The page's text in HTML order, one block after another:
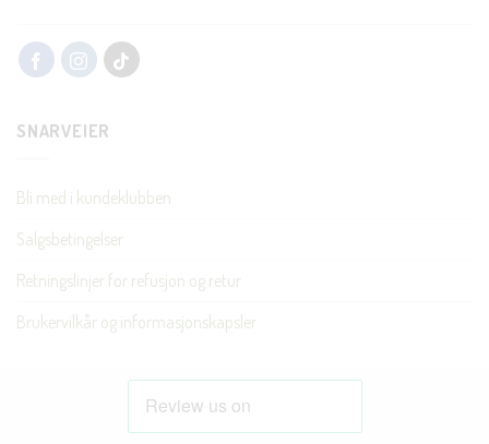
SNARVEIER
Bli med i kundeklubben
Salgsbetingelser
Retningslinjer for refusjon og retur
Brukervilkår og informasjonskapsler